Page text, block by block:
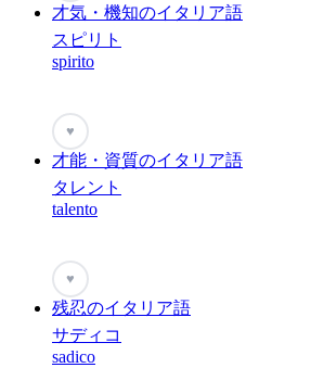
才気・機知のイタリア語
スピリト
spirito
♥
才能・資質のイタリア語
タレント
talento
♥
残忍のイタリア語
サディコ
sadico